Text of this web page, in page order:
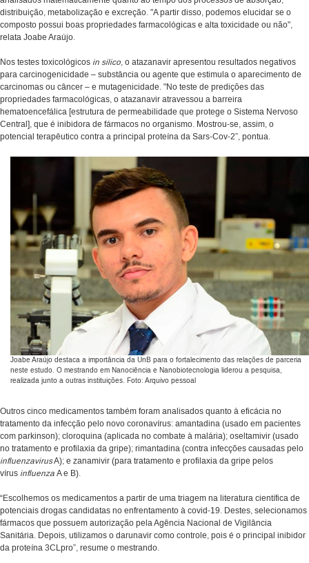
distribuição, metabolização e excreção. "A partir disso, podemos elucidar se o
composto possui boas propriedades farmacológicas e alta toxicidade ou não",
relata Joabe Araújo.
Nos testes toxicológicos in silico, o atazanavir apresentou resultados negativos
para carcinogenicidade – substância ou agente que estimula o aparecimento de
carcinomas ou câncer – e mutagenicidade. "No teste de predições das
propriedades farmacológicas, o atazanavir atravessou a barreira
hematoencefálica [estrutura de permeabilidade que protege o Sistema Nervoso
Central], que é inibidora de fármacos no organismo. Mostrou-se, assim, o
potencial terapêutico contra a principal proteína da Sars-Cov-2”, pontua.
Joabe Araújo destaca a importância da UnB para o fortalecimento das relações de parceria
neste estudo. O mestrando em Nanociência e Nanobiotecnologia liderou a pesquisa,
realizada junto a outras instituições. Foto: Arquivo pessoal
Outros cinco medicamentos também foram analisados quanto à eficácia no
tratamento da infecção pelo novo coronavírus: amantadina (usado em pacientes
com parkinson); cloroquina (aplicada no combate à malária); oseltamivir (usado
no tratamento e profilaxia da gripe); rimantadina (contra infecções causadas pelo
influenzavirusA); e zanamivir (para tratamento e profilaxia da gripe pelos
vírus influenza A e B).
“Escolhemos os medicamentos a partir de uma triagem na literatura científica de
potenciais drogas candidatas no enfrentamento à covid-19. Destes, selecionamos
fármacos que possuem autorização pela Agência Nacional de Vigilância
Sanitária. Depois, utilizamos o darunavir como controle, pois é o principal inibidor
da proteína 3CLpro”, resume o mestrando.